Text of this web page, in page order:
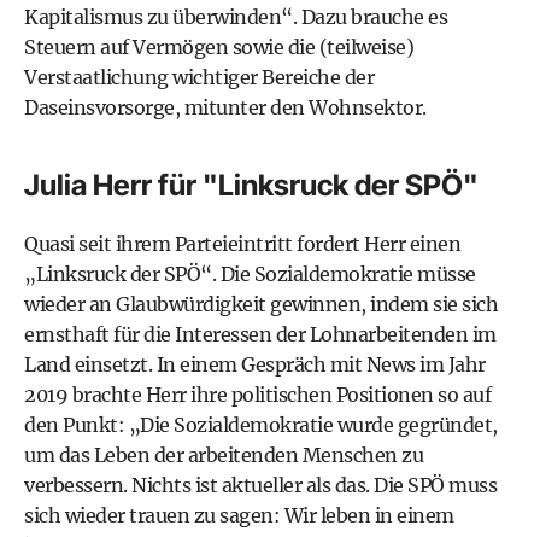
Kapitalismus zu überwinden“. Dazu brauche es
Steuern auf Vermögensowie die (teilweise)
Verstaatlichung wichtiger Bereiche der
Daseinsvorsorge, mitunter den Wohnsektor.
Julia Herr für "Linksruck der SPÖ"
Quasi seit ihrem Parteieintritt fordert Herr einen
„Linksruck der SPÖ“. Die Sozialdemokratie müsse
wieder an Glaubwürdigkeit gewinnen, indem sie sich
ernsthaft für die Interessen der Lohnarbeitenden im
Land einsetzt.In einem Gespräch mit News im Jahr
2019 brachte Herr ihre politischen Positionen so auf
den Punkt: „Die Sozialdemokratie wurde gegründet,
um das Leben der arbeitenden Menschen zu
verbessern. Nichts ist aktueller als das. Die SPÖ muss
sich wieder trauen zu sagen: Wir leben in einem